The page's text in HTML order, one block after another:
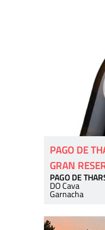
PAGO DE
GRAN
PAGO DE
DO Cava
Garnacha